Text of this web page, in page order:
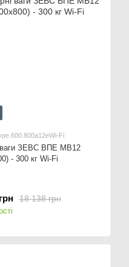
Fi
ваги ЗЕВС ВПЕ МВ12
- 300 кг Wi-Fi
18 138 грн